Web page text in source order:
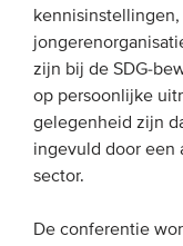
zijn bij de SDG-
op persoonlijke
gelegenheid zijn
ingevuld door een
sector.
De conferentie